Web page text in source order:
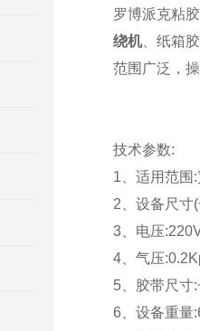
罗博派克粘
绕机、纸箱
范围广泛，
技术参数:
1、适用范围
2、设备尺寸
3、电压
4、气压
5、胶带尺寸
6、设备重量